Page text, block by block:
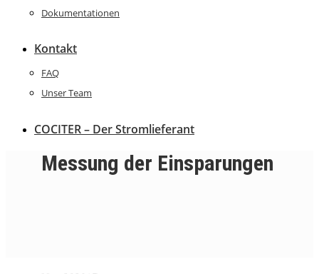
Dokumentationen
Kontakt
FAQ
Unser Team
COCITER – Der Stromlieferant
Messung der Einsparungen